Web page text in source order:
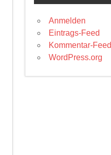
Anmelden
Eintrags-Feed
Kommentar-Feed
WordPress.org